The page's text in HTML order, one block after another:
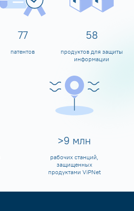
80
патентов
60
продуктов для защиты
информации
>10 млн
рабочих станций,
защищенных
продуктами ViPNet